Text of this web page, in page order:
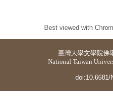
Best viewed with
臺灣大學文學院佛
National Taiwan
doi:10.6681/